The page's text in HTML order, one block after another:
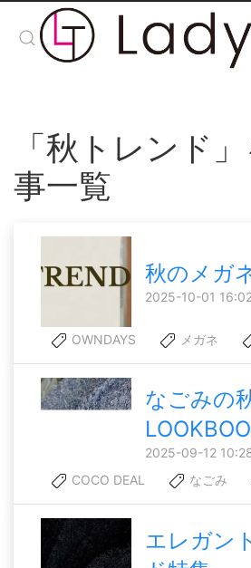
「秋トレンド
事一覧
秋のメガ
2025-10-01
OWNDAYS メガネ
なごみの
2025-09-12
COCO DEAL
なごみ
エレガン